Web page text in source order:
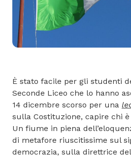
È stato facile per gli studenti
Seconde Liceo che lo hanno
14 dicembre scorso per una
sulla Costituzione, capire chi
Un fiume in piena
di metafore riuscitissime sul
democrazia, sulla direttrice